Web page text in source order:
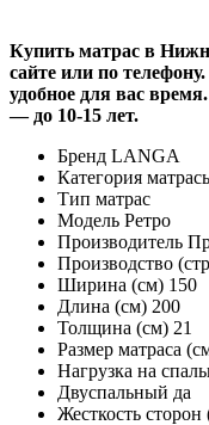
Купить матрас в
сайте или по
удобное для вас
— до 10-15 лет.
Бренд LANGA
Категория
Тип матрас
Модель Ретро
Производитель
Производство
Ширина (см) 150
Длина (см) 200
Толщина (см) 21
Размер матраса
Нагрузка на
Двуспальный да
Жесткость сторон